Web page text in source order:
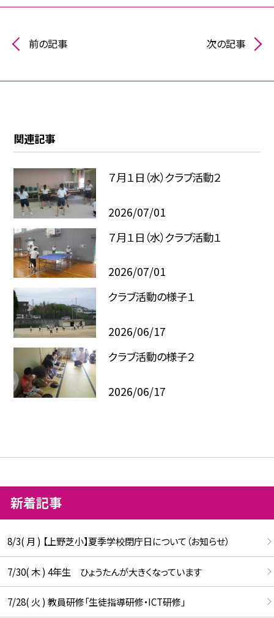
前の記事 次の記事
関連記事
７月１日（水）クラブ活動２
2026/07/01
７月１日（水）クラブ活動１
2026/07/01
クラブ活動の様子１
2026/06/17
クラブ活動の様子２
2026/06/17
新着記事
8/3( 月 ) 【上野芝小】夏季学校閉庁日について（お知らせ）
7/30( 木 ) 4年生 ひょうたんが大きくなっています
7/28( 火 ) 教員研修「生徒指導研修・ICT研修」